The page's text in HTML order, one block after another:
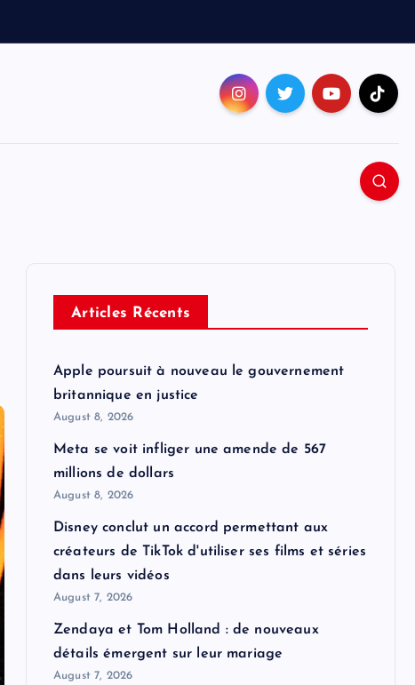
Articles Récents
Apple poursuit à nouveau le gouvernement
britannique en justice
August 8, 2026
Meta se voit infliger une amende de 567
millions de dollars
August 8, 2026
Disney conclut un accord permettant aux
créateurs de TikTok d'utiliser ses films et séries
dans leurs vidéos
August 7, 2026
Zendaya et Tom Holland : de nouveaux
détails émergent sur leur mariage
August 7, 2026